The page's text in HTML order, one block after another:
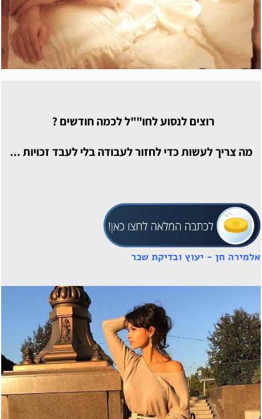
רוצים לנסוע לחו""ל לכמה חודשים ?
מה צריך לעשות כדי לחזור לעבודה בלי לעבד זכויות ...
אלמירה חן - יעוץ ובדיקת שכר